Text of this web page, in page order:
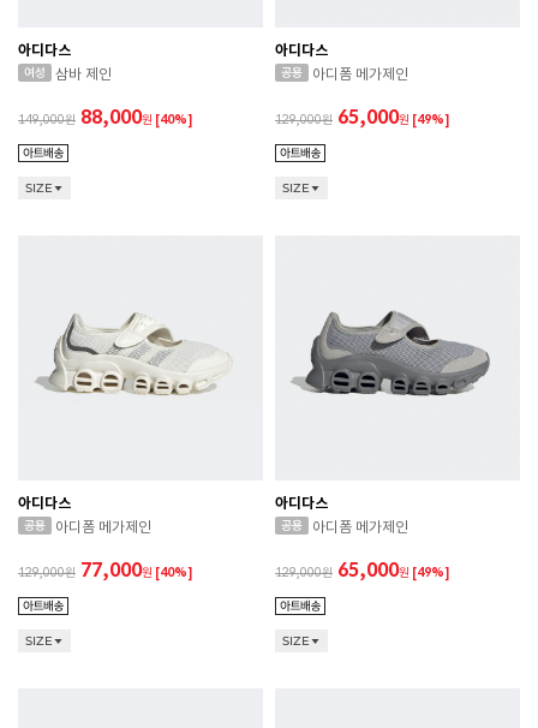
아디다스
삼바 제인
149,000 88,000원 [40%]
SIZE
아디다스
아디폼 메가제인
129,000 65,000원 [49%]
SIZE
아디다스
아디폼 메가제인
129,000 77,000원 [40%]
SIZE
아디다스
아디폼 메가제인
129,000 65,000원 [49%]
SIZE